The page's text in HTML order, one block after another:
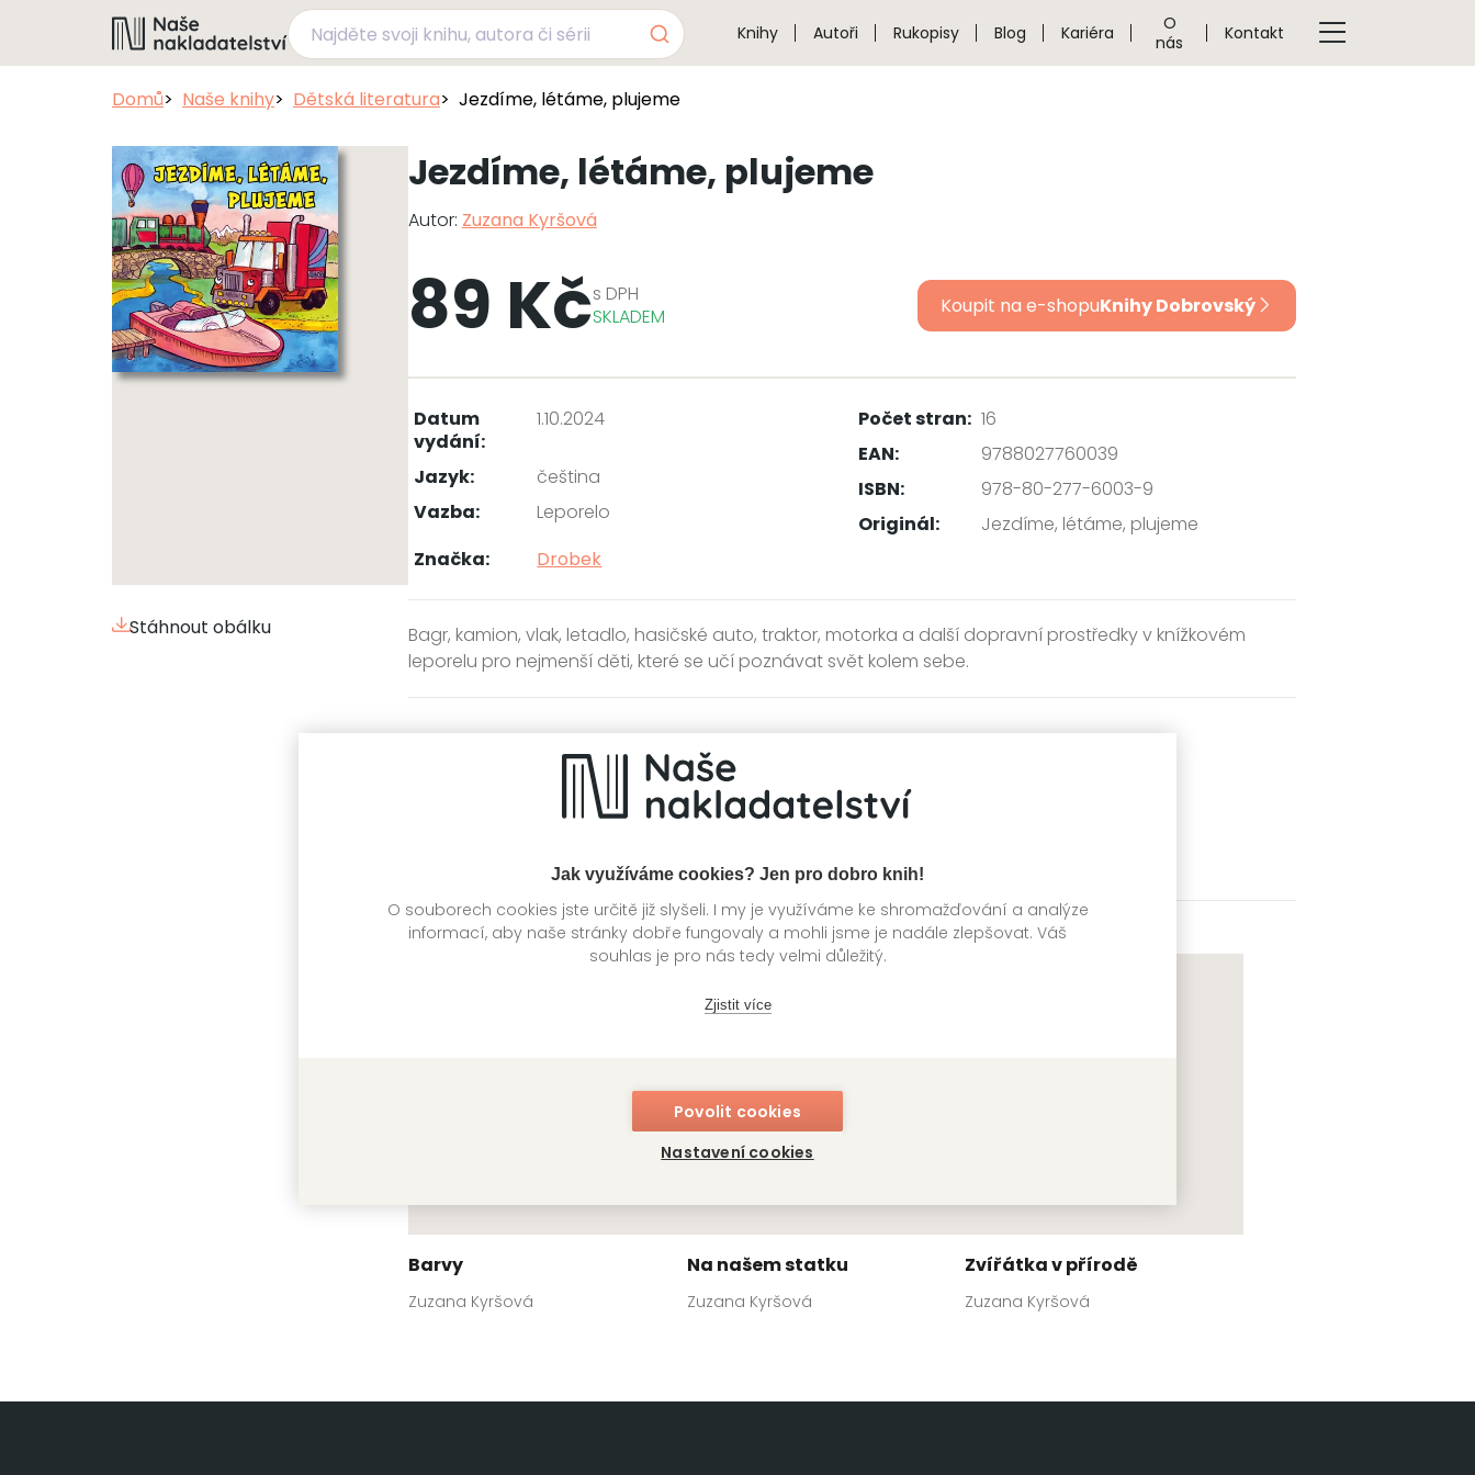
Jak využíváme cookies? Jen pro dobro knih!
O souborech cookies jste určitě již slyšeli. I my je využíváme ke shromažďování a analýze
informací, aby naše stránky dobře fungovaly a mohli jsme je nadále zlepšovat. Váš
souhlas je pro nás tedy velmi důležitý.
Zjistit více
Povolit cookies
Nastavení cookies
Knihy Autoři Rukopisy Blog Kariéra
O
nás
Kontakt
Domů Naše knihy Dětská literatura Jezdíme, létáme, plujeme
Stáhnout obálku
Jezdíme, létáme, plujeme
Autor: Zuzana Kyršová
89 Kčs DPH
SKLADEM
Koupit na e-shopuKnihy Dobrovský
Datum
vydání:
1.10.2024
Jazyk:
čeština
Vazba:
Leporelo
Počet stran: 16
EAN:
9788027760039
ISBN:
978-80-277-6003-9
Originál:
Jezdíme, létáme, plujeme
Značka:
Drobek
Bagr, kamion, vlak, letadlo, hasičské auto, traktor, motorka a další dopravní prostředky v knížkovém
leporelu pro nejmenší děti, které se učí poznávat svět kolem sebe.
Kategorie > Dětská literatura
Další knihy autora
Barvy
Zuzana Kyršová
Na našem statku
Zuzana Kyršová
Zvířátka v přírodě
Zuzana Kyršová